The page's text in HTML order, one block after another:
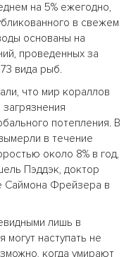
на 5% ежегодно,
в свежем
основаны на
проведенных за
вида рыб.
что мир кораллов
потепления. В
в течение
около 8% в год,
Пэддэк, доктор
Саймона Фрейзера в
лишь в
могут наступать не
когда умирают